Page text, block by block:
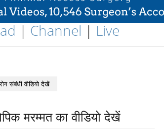
| Channel | Live
संबंधी वीडियो देखें
मरम्मत का वीडियो देखें